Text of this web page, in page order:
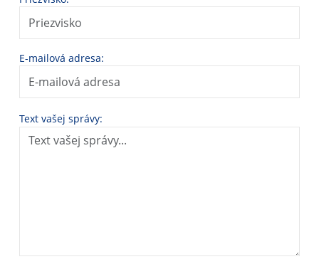
E-mailová adresa:
Text vašej správy: